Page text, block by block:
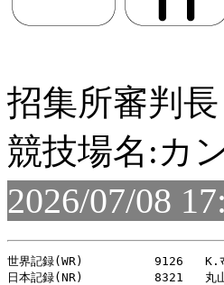
招集所審判
競技場名:カ
2026/07/08
世界記録(WR)     　　　9126   K.
日本記録(NR)    　　　 8321   丸